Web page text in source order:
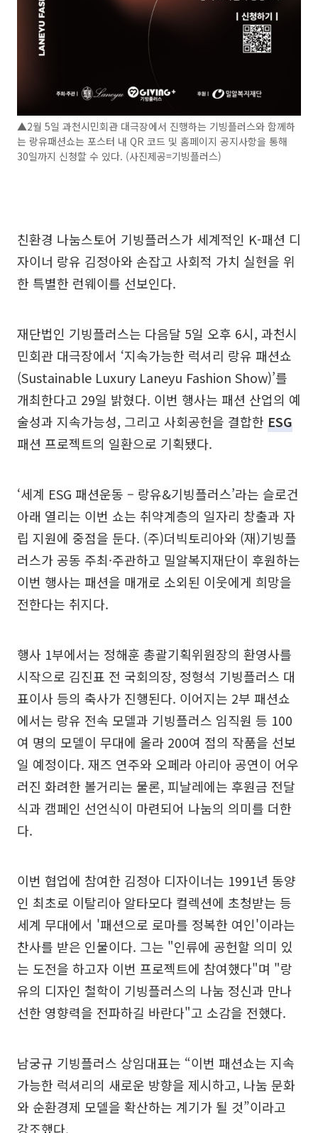
▲2월 5일 과천시민회관 대극장에서 진행하는 기빙플러스와 함께하
는 랑유패션쇼는 포스터 내 QR 코드 및 홈페이지 공지사항을 통해
30일까지 신청할 수 있다. (사진제공=기빙플러스)
친환경 나눔스토어 기빙플러스가 세계적인 K-패션 디
자이너 랑유 김정아와 손잡고 사회적 가치 실현을 위
한 특별한 런웨이를 선보인다.
재단법인 기빙플러스는 다음달 5일 오후 6시, 과천시
민회관 대극장에서 ‘지속가능한 럭셔리 랑유 패션쇼
(Sustainable Luxury Laneyu Fashion Show)’를
개최한다고 29일 밝혔다. 이번 행사는 패션 산업의 예
술성과 지속가능성, 그리고 사회공헌을 결합한 ESG
패션 프로젝트의 일환으로 기획됐다.
‘세계 ESG 패션운동 – 랑유&기빙플러스’라는 슬로건
아래 열리는 이번 쇼는 취약계층의 일자리 창출과 자
립 지원에 중점을 둔다. (주)더빅토리아와 (재)기빙플
러스가 공동 주최·주관하고 밀알복지재단이 후원하는
이번 행사는 패션을 매개로 소외된 이웃에게 희망을
전한다는 취지다.
행사 1부에서는 정해훈 총괄기획위원장의 환영사를
시작으로 김진표 전 국회의장, 정형석 기빙플러스 대
표이사 등의 축사가 진행된다. 이어지는 2부 패션쇼
에서는 랑유 전속 모델과 기빙플러스 임직원 등 100
여 명의 모델이 무대에 올라 200여 점의 작품을 선보
일 예정이다. 재즈 연주와 오페라 아리아 공연이 어우
러진 화려한 볼거리는 물론, 피날레에는 후원금 전달
식과 캠페인 선언식이 마련되어 나눔의 의미를 더한
다.
이번 협업에 참여한 김정아 디자이너는 1991년 동양
인 최초로 이탈리아 알타모다 컬렉션에 초청받는 등
세계 무대에서 '패션으로 로마를 정복한 여인'이라는
찬사를 받은 인물이다. 그는 "인류에 공헌할 의미 있
는 도전을 하고자 이번 프로젝트에 참여했다"며 "랑
유의 디자인 철학이 기빙플러스의 나눔 정신과 만나
선한 영향력을 전파하길 바란다"고 소감을 전했다.
남궁규 기빙플러스 상임대표는 “이번 패션쇼는 지속
가능한 럭셔리의 새로운 방향을 제시하고, 나눔 문화
와 순환경제 모델을 확산하는 계기가 될 것”이라고
강조했다.